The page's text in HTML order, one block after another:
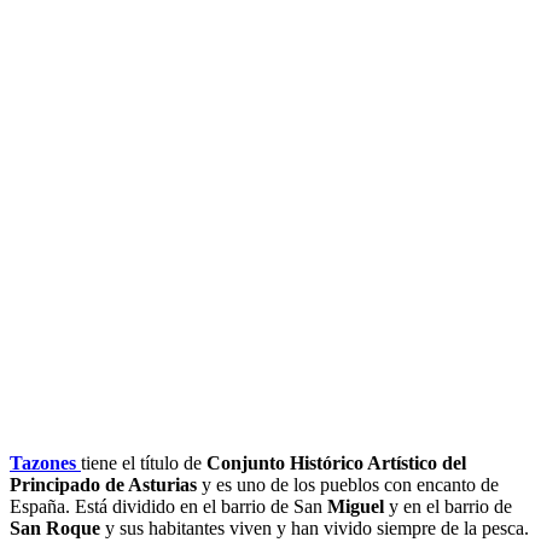
Tazones tiene el título de Conjunto Histórico Artístico del
Principado de Asturias y es uno de los pueblos con encanto de
España. Está dividido en el barrio de San Miguel y en el barrio de
San Roque y sus habitantes viven y han vivido siempre de la pesca.